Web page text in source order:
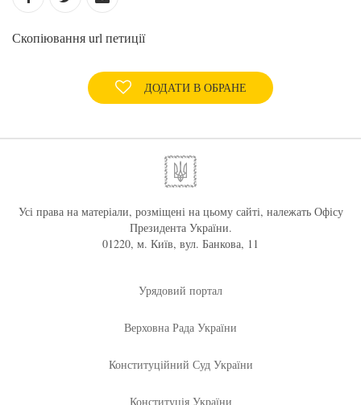
Скопіювання url петиції
ДОДАТИ В ОБРАНЕ
Усі права на матеріали, розміщені на цьому сайті, належать Офісу
Президента України.
01220, м. Київ, вул. Банкова, 11
Урядовий портал
Верховна Рада України
Конституційний Суд України
Конституція України